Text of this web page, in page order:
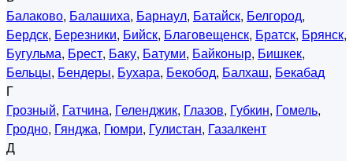
Балаково, Балашиха, Барнаул, Батайск, Белгород,
Бердск, Березники, Бийск, Благовещенск, Братск, Брянск,
Бугульма, Брест, Баку, Батуми, Байконыр, Бишкек,
Бельцы, Бендеры, Бухара, Бекобод, Балхаш, Бекабад
Г
Грозный, Гатчина, Геленджик, Глазов, Губкин, Гомель,
Гродно, Гянджа, Гюмри, Гулистан, Газалкент
Д